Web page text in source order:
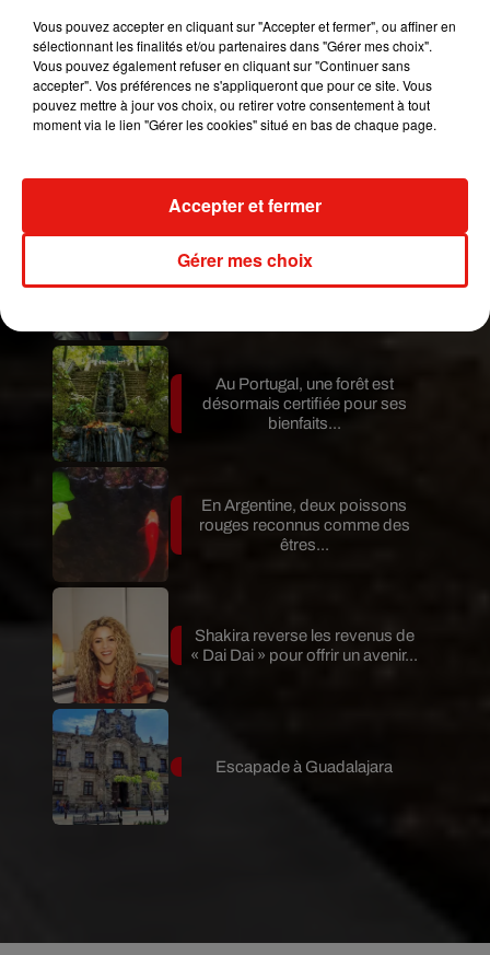
Publié : 19 novembre 2019 à 10h03 par Mikaà«l
Livret
Mundo Latino
Benny Blanco invite Selena
Gomez et Becky G sur son
Au Portugal, une forêt est
désormais certifiée pour ses
bienfaits...
En Argentine, deux poissons
rouges reconnus comme des
êtres...
Shakira reverse les revenus de
« Dai Dai » pour offrir un avenir...
Escapade à Guadalajara
Vous pouvez accepter en cliquant sur "Accepter et fermer", ou affiner en
sélectionnant les finalités et/ou partenaires dans "Gérer mes choix".
Vous pouvez également refuser en cliquant sur "Continuer sans
accepter". Vos préférences ne s'appliqueront que pour ce site. Vous
pouvez mettre à jour vos choix, ou retirer votre consentement à tout
moment via le lien "Gérer les cookies" situé en bas de chaque page.
Gérer mes choix
Accepter et fermer